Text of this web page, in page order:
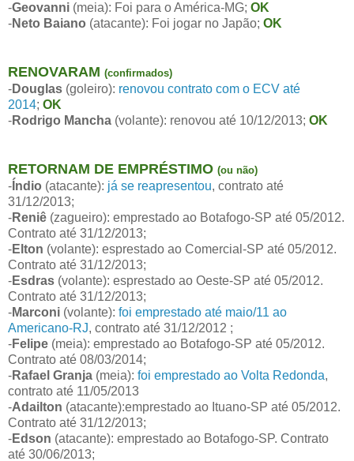
-Geovanni (meia): Foi para o América-MG; OK
-Neto Baiano (atacante): Foi jogar no Japão; OK
RENOVARAM (confirmados)
-Douglas (goleiro): renovou contrato com o ECV até
2014; OK
-Rodrigo Mancha (volante): renovou até 10/12/2013; OK
RETORNAM DE EMPRÉSTIMO (ou não)
- Índio (atacante): já se reapresentou, contrato até
31/12/2013;
-Reniê (zagueiro): emprestado ao Botafogo-SP até 05/2012.
Contrato até 31/12/2013;
-Elton (volante): esprestado ao Comercial-SP até 05/2012.
Contrato até 31/12/2013;
-Esdras (volante): esprestado ao Oeste-SP até 05/2012.
Contrato até 31/12/2013;
-Marconi (volante): foi emprestado até maio/11 ao
Americano-RJ, contrato até 31/12/2012 ;
-Felipe (meia): emprestado ao Botafogo-SP até 05/2012.
Contrato até 08/03/2014;
-Rafael Granja (meia): foi emprestado ao Volta Redonda,
contrato até 11/05/2013
-Adailton (atacante):emprestado ao Ituano-SP até 05/2012.
Contrato até 31/12/2013;
-Edson (atacante): emprestado ao Botafogo-SP. Contrato
até 30/06/2013;